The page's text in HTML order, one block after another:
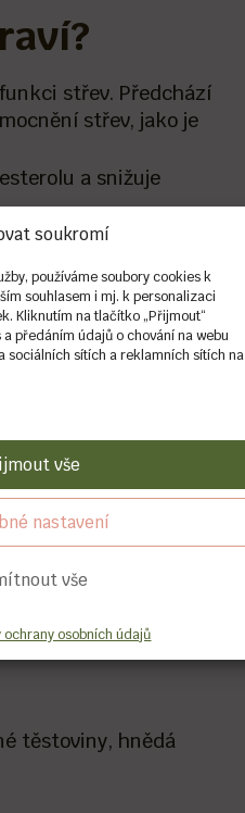
soukromí
používáme soubory cookies k
souhlasem i mj. k personalizaci
Kliknutím na tlačítko „Přijmout“
předáním údajů o chování na webu
sociálních sítích a reklamních sítích na
vše
vše
nastavení
ochrany osobních údajů
střev. Předchází
střev, jako je
a snižuje
naši imunitu.
potravy, takže máte
kalorickou
cukru v krvi, což
těstoviny, hnědá